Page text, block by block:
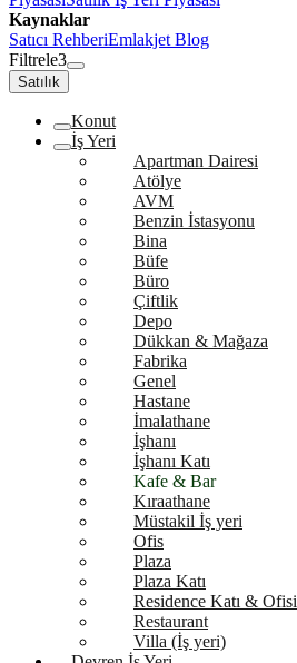
Kaynaklar
Satıcı RehberiEmlakjet Blog
Filtrele3
Satılık
Konut
İş Yeri
Apartman Dairesi
Atölye
AVM
Benzin İstasyonu
Bina
Büfe
Büro
Çiftlik
Depo
Dükkan & Mağaza
Fabrika
Genel
Hastane
İmalathane
İşhanı
İşhanı Katı
Kafe & Bar
Kıraathane
Müstakil İş yeri
Ofis
Plaza
Plaza Katı
Residence Katı & Ofisi
Restaurant
Villa (İş yeri)